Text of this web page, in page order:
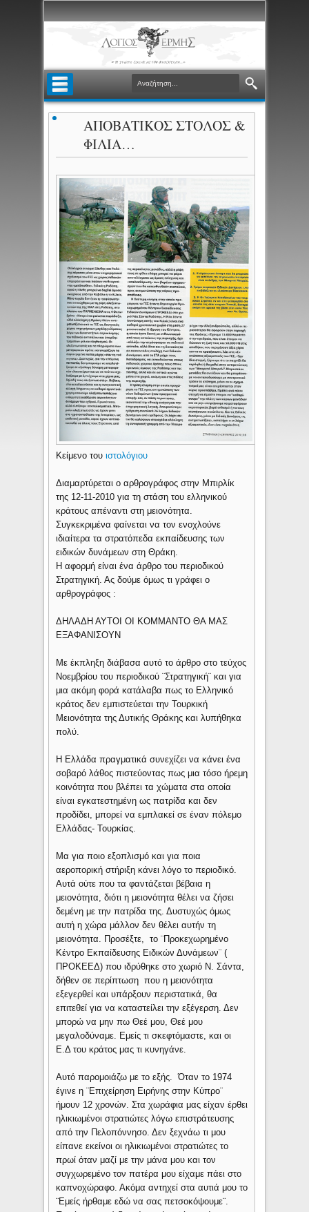
ΑΠΟΒΑΤΙΚΟΣ ΣΤΟΛΟΣ &
ΦΙΛΙΑ…
Κείμενο τουιστολόγιου
Διαμαρτύρεται ο αρθρογράφος στην Μπιρλίκ
της 12-11-2010 για τη στάση του ελληνικού
κράτους απέναντι στη μειονότητα.
Συγκεκριμένα φαίνεται να τον ενοχλούνε
ιδιαίτερα τα στρατόπεδα εκπαίδευσης των
ειδικών δυνάμεων στη Θράκη.
Η αφορμή είναι ένα άρθρο του περιοδικού
Στρατηγική. Ας δούμε όμως τι γράφει ο
αρθρογράφος :
ΔΗΛΑΔΗ ΑΥΤΟΙ ΟΙ ΚΟΜΜΑΝΤΟ ΘΑ ΜΑΣ
ΕΞΑΦΑΝΙΣΟΥΝ
Με έκπληξη διάβασα αυτό το άρθρο στο τεύχος
Νοεμβρίου του περιοδικού ¨Στρατηγική¨ και για
μια ακόμη φορά κατάλαβα πως το Ελληνικό
κράτος δεν εμπιστεύεται την Τουρκική
Μειονότητα της Δυτικής Θράκης και λυπήθηκα
πολύ.
Η Ελλάδα πραγματικά συνεχίζει να κάνει ένα
σοβαρό λάθος πιστεύοντας πως μια τόσο ήρεμη
κοινότητα που βλέπει τα χώματα στα οποία
είναι εγκατεστημένη ως πατρίδα και δεν
προδίδει, μπορεί να εμπλακεί σε έναν πόλεμο
Ελλάδας- Τουρκίας.
Μα για ποιο εξοπλισμό και για ποια
αεροπορική στήριξη κάνει λόγο το περιοδικό.
Αυτά ούτε που τα φαντάζεται βέβαια η
μειονότητα, διότι η μειονότητα θέλει να ζήσει
δεμένη με την πατρίδα της. Δυστυχώς όμως
αυτή η χώρα μάλλον δεν θέλει αυτήν τη
μειονότητα. Προσέξτε, το ¨Προκεχωρημένο
Κέντρο Εκπαίδευσης Ειδικών Δυνάμεων¨ (
ΠΡΟΚΕΕΔ) που ιδρύθηκε στο χωριό Ν. Σάντα,
δήθεν σε περίπτωση που η μειονότητα
εξεγερθεί και υπάρξουν περιστατικά, θα
επιτεθεί για να καταστείλει την εξέγερση. Δεν
μπορώ να μην πω Θεέ μου, Θεέ μου
μεγαλοδύναμε. Εμείς τι σκεφτόμαστε, και οι
Ε.Δ του κράτος μας τι κυνηγάνε.
Αυτό παρομοιάζω με το εξής. Όταν το 1974
έγινε η ¨Επιχείρηση Ειρήνης στην Κύπρο¨
ήμουν 12 χρονών. Στα χωράφια μας είχαν έρθει
ηλικιωμένοι στρατιώτες λόγω επιστράτευσης
από την Πελοπόννησο. Δεν ξεχνάω τι μου
είπανε εκείνοι οι ηλικιωμένοι στρατιώτες το
πρωί όταν μαζί με την μάνα μου και τον
συγχωρεμένο τον πατέρα μου είχαμε πάει στο
καπνοχώραφο. Ακόμα αντηχεί στα αυτιά μου το
¨Εμείς ήρθαμε εδώ να σας πετσοκόψουμε¨.